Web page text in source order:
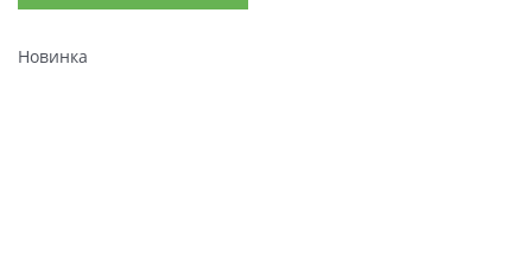
Новинка